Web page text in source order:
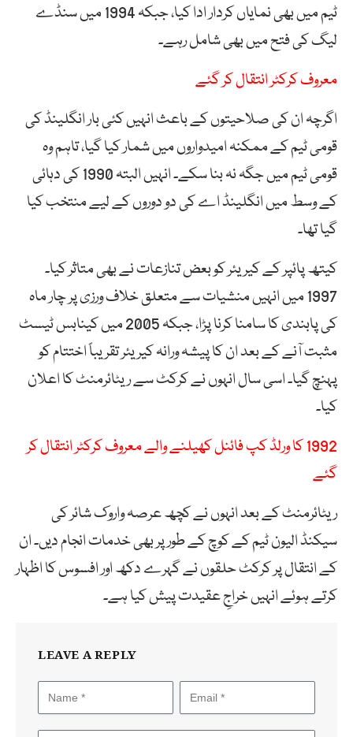
ٹیم میں بھی نمایاں کردار ادا کیا، جبکہ 1994 میں سنڈے
لیگ کی فتح میں بھی شامل رہے۔
معروف کرکٹر انتقال کر گئے
اگرچہ ان کی صلاحیتوں کے باعث انہیں کئی بار انگلینڈ کی
قومی ٹیم کے ممکنہ امیدواروں میں شمار کیا گیا، تاہم وہ
قومی ٹیم میں جگہ نہ بنا سکے۔ انہیں البتہ 1990 کی دہائی
کے وسط میں انگلینڈ اے کی دو دوروں کے لیے منتخب کیا
گیا تھا۔
کیتھ پائپر کے کیریئر کو بعض تنازعات نے بھی متاثر کیا۔
1997 میں انہیں منشیات سے متعلق خلاف ورزی پر چار ماہ
کی پابندی کا سامنا کرنا پڑا، جبکہ 2005 میں کینابس ٹیسٹ
مثبت آنے کے بعد ان کا پیشہ ورانہ کیریئر تقریباً اختتام کو
پہنچ گیا۔ اسی سال انہوں نے کرکٹ سے ریٹائرمنٹ کا اعلان
کیا۔
1992 کا ورلڈ کپ فائنل کھیلنے والے معروف کرکٹر انتقال کر
گئے
ریٹائرمنٹ کے بعد انہوں نے کچھ عرصہ واروک شائر کی
سیکنڈ الیون ٹیم کے کوچ کے طور پر بھی خدمات انجام دیں۔ ان
کے انتقال پر کرکٹ حلقوں نے گہرے دکھ اور افسوس کا اظہار
کرتے ہوئے انہیں خراجِ عقیدت پیش کیا ہے۔
LEAVE A REPLY